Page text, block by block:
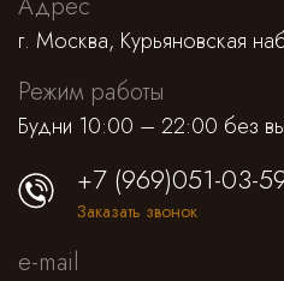
г. Москва, Курьяновская
Режим работы
Будни 10:00 – 22:00 без
+7 (969)051-03-
Заказать звонок
e-mail